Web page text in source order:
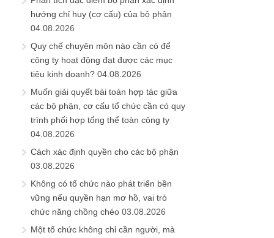
hướng chỉ huy (cơ cấu) của bộ phận
04.08.2026
Quy chế chuyên môn nào cần có để
công ty hoạt động đạt được các mục
tiêu kinh doanh? 04.08.2026
Muốn giải quyết bài toán hợp tác giữa
các bộ phận, cơ cấu tổ chức cần có quy
trình phối hợp tổng thể toàn công ty
04.08.2026
Cách xác định quyền cho các bộ phận
03.08.2026
Không có tổ chức nào phát triển bền
vững nếu quyền hạn mơ hồ, vai trò
chức năng chồng chéo 03.08.2026
Một tổ chức không chỉ cần người, mà